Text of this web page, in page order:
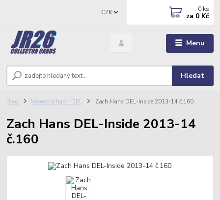
Menu
CZK
Hledat
0 ks
za 0 Kč
Úvod Německá liga - DEL Zach Hans DEL-Inside 2013-14 č.160
Zach Hans DEL-Inside 2013-14
č.160